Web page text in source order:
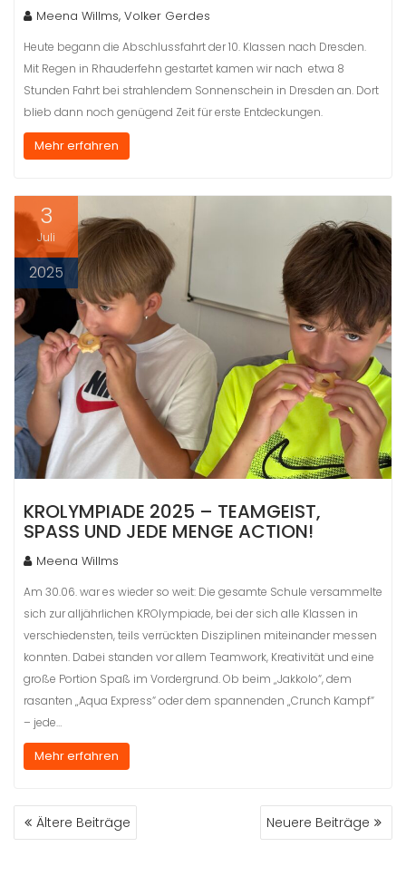
Meena Willms, Volker Gerdes
Heute begann die Abschlussfahrt der 10. Klassen nach Dresden.
Mit Regen in Rhauderfehn gestartet kamen wir nach etwa 8
Stunden Fahrt bei strahlendem Sonnenschein in Dresden an. Dort
blieb dann noch genügend Zeit für erste Entdeckungen.
Mehr erfahren
3
Juli
2025
KROLYMPIADE 2025 – TEAMGEIST,
SPASS UND JEDE MENGE ACTION!
Meena Willms
Am 30.06. war es wieder so weit: Die gesamte Schule versammelte
sich zur alljährlichen KROlympiade, bei der sich alle Klassen in
verschiedensten, teils verrückten Disziplinen miteinander messen
konnten. Dabei standen vor allem Teamwork, Kreativität und eine
große Portion Spaß im Vordergrund. Ob beim „Jakkolo“, dem
rasanten „Aqua Express“ oder dem spannenden „Crunch Kampf“
– jede…
Mehr erfahren
BEITRAGSNAVIGATION
Ältere Beiträge Neuere Beiträge